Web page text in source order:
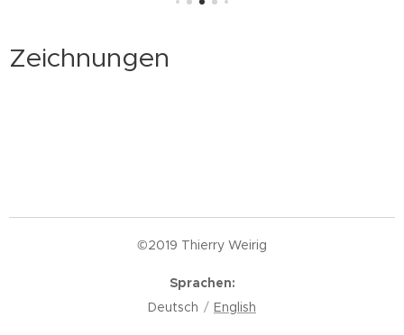
Zeichnungen
©2019 Thierry Weirig
Sprachen
Deutsch
English